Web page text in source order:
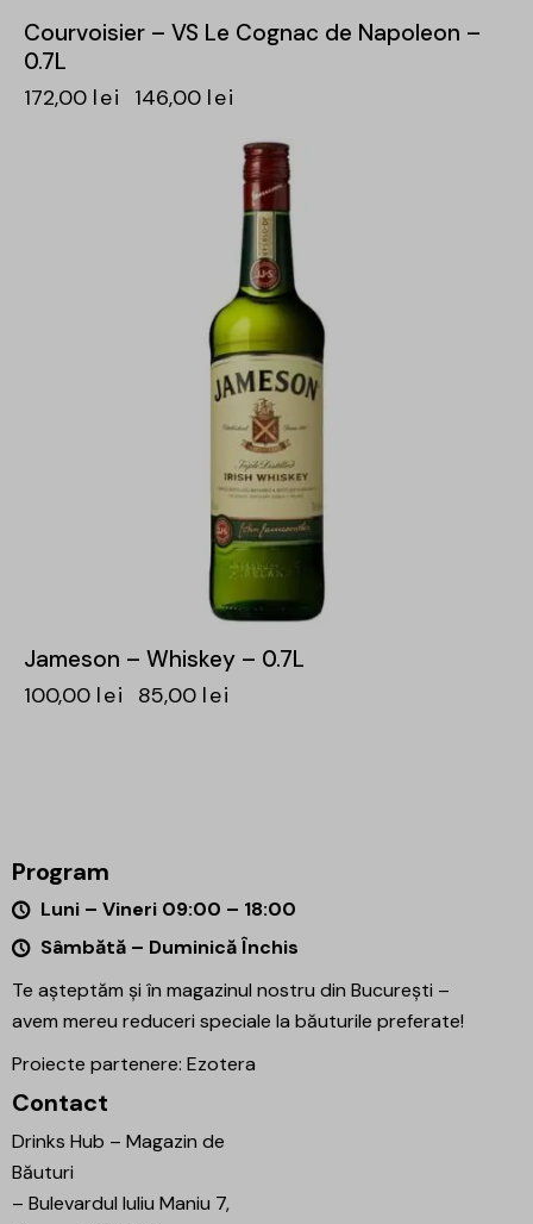
Courvoisier – VS Le Cognac de Napoleon –
0.7L
172,00 lei 146,00 lei
Jameson – Whiskey – 0.7L
100,00 lei 85,00 lei
Program
Luni – Vineri 09:00 – 18:00
Sâmbătă – Duminică Închis
Te așteptăm și în magazinul nostru din București –
avem mereu reduceri speciale la băuturile preferate!
Proiecte partenere: Ezotera
Contact
Drinks Hub – Magazin de
Băuturi
– Bulevardul Iuliu Maniu 7,